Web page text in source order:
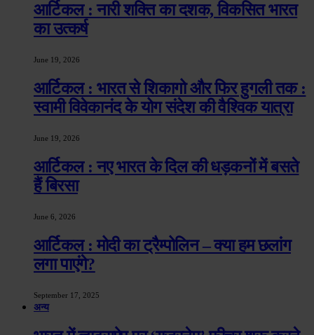
आर्टिकल : नारी शक्ति का दशक, विकसित भारत
का उत्कर्ष
June 19, 2026
आर्टिकल : भारत से शिकागो और फिर हुगली तक :
स्वामी विवेकानंद के योग संदेश की वैश्विक यात्रा
June 19, 2026
आर्टिकल : नए भारत के दिल की धड़कनों में बसते
हैं बिरसा
June 6, 2026
आर्टिकल : मोदी का ट्रैम्पोलिन – क्या हम छलांग
लगा पाएंगे?
September 17, 2025
अन्य